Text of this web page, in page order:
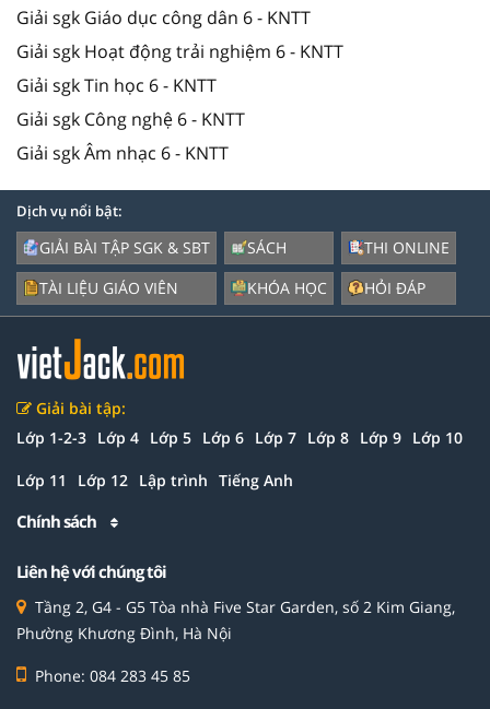
Giải sgk Giáo dục công dân 6 - KNTT
Giải sgk Hoạt động trải nghiệm 6 - KNTT
Giải sgk Tin học 6 - KNTT
Giải sgk Công nghệ 6 - KNTT
Giải sgk Âm nhạc 6 - KNTT
Dịch vụ nổi bật:
GIẢI BÀI TẬP SGK & SBT
TÀI LIỆU GIÁO VIÊN
SÁCH
KHÓA HỌC
THI ONLINE
HỎI ĐÁP
Giải bài tập:
Lớp 1-2-3 Lớp 4 Lớp 5 Lớp 6 Lớp 7 Lớp 8 Lớp 9 Lớp 10
Lớp 11 Lớp 12 Lập trình Tiếng Anh
Chính sách
Liên hệ với chúng tôi
Tầng 2, G4 - G5 Tòa nhà Five Star Garden, số 2 Kim Giang,
Phường Khương Đình, Hà Nội
Phone: 084 283 45 85